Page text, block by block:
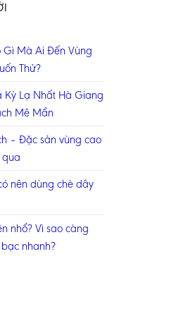
Gì Mà Ai Đến Vùng
Thử?
Kỳ Lạ Nhất Hà Giang
Mê Mẩn
– Đặc sản vùng cao
qua
nên dùng chè dây
nhổ? Vì sao càng
nhanh?